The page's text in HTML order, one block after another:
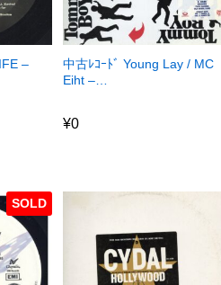
–
中古ﾚｺｰﾄﾞ Young Lay / MC
Eiht –…
¥0
SOLD